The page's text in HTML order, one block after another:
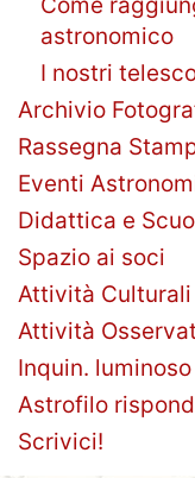
astronomico
I nostri
Archivio
Rassegna
Eventi
Didattica e
Spazio ai soci
Attività Culturali
Attività
Inquin. luminoso
Astrofilo
Scrivici!